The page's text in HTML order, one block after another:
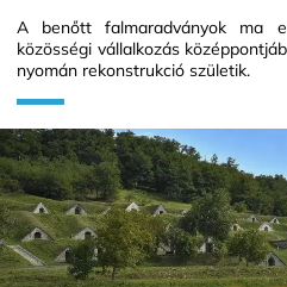
A benőtt falmaradványok ma
közösségi vállalkozás
nyomán rekonstrukció születik.